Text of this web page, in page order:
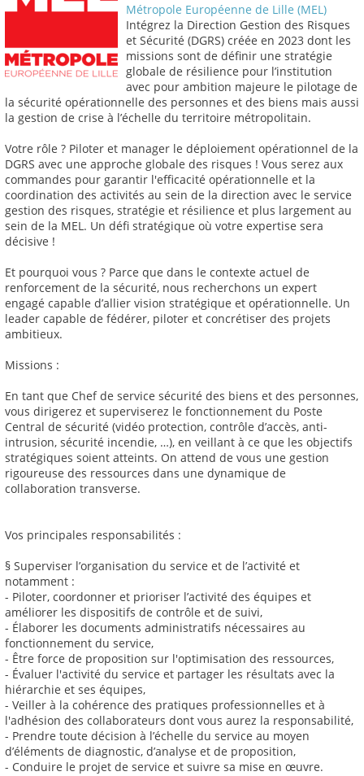
Métropole Européenne de Lille (MEL)
Intégrez la Direction Gestion des Risques
et Sécurité (DGRS) créée en 2023 dont les
missions sont de définir une stratégie
globale de résilience pour l’institution
avec pour ambition majeure le pilotage de
la sécurité opérationnelle des personnes et des biens mais aussi
la gestion de crise à l’échelle du territoire métropolitain.
Votre rôle ? Piloter et manager le déploiement opérationnel de la
DGRS avec une approche globale des risques ! Vous serez aux
commandes pour garantir l'efficacité opérationnelle et la
coordination des activités au sein de la direction avec le service
gestion des risques, stratégie et résilience et plus largement au
sein de la MEL. Un défi stratégique où votre expertise sera
décisive !
Et pourquoi vous ? Parce que dans le contexte actuel de
renforcement de la sécurité, nous recherchons un expert
engagé capable d’allier vision stratégique et opérationnelle. Un
leader capable de fédérer, piloter et concrétiser des projets
ambitieux.
Missions :
En tant que Chef de service sécurité des biens et des personnes,
vous dirigerez et superviserez le fonctionnement du Poste
Central de sécurité (vidéo protection, contrôle d’accès, anti-
intrusion, sécurité incendie, …), en veillant à ce que les objectifs
stratégiques soient atteints. On attend de vous une gestion
rigoureuse des ressources dans une dynamique de
collaboration transverse.
Vos principales responsabilités :
§ Superviser l’organisation du service et de l’activité et
notamment :
- Piloter, coordonner et prioriser l’activité des équipes et
améliorer les dispositifs de contrôle et de suivi,
- Élaborer les documents administratifs nécessaires au
fonctionnement du service,
- Être force de proposition sur l'optimisation des ressources,
- Évaluer l'activité du service et partager les résultats avec la
hiérarchie et ses équipes,
- Veiller à la cohérence des pratiques professionnelles et à
l'adhésion des collaborateurs dont vous aurez la responsabilité,
- Prendre toute décision à l’échelle du service au moyen
d’éléments de diagnostic, d’analyse et de proposition,
- Conduire le projet de service et suivre sa mise en œuvre.